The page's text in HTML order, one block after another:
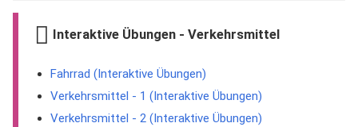
Interaktive Übungen - Verkehrsmittel
Fahrrad (Interaktive Übungen)
Verkehrsmittel - 1 (Interaktive Übungen)
Verkehrsmittel - 2 (Interaktive Übungen)